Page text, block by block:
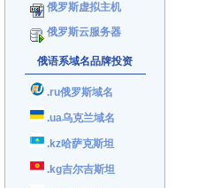
俄罗斯虚拟主机
俄罗斯云服务器
俄语系域名品牌投资
.ru俄罗斯域名
.ua乌克兰域名
.kz哈萨克斯坦
.kg吉尔吉斯坦